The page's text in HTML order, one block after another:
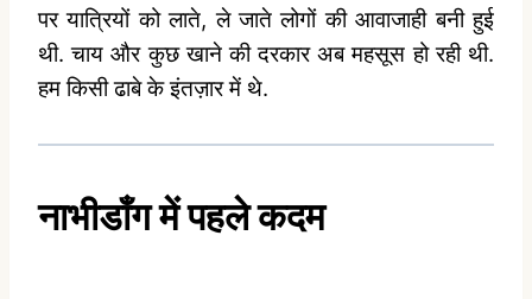
पर यात्रियों को लाते, ले जाते लोगों की आवाजाही बनी हुई
थी. चाय और कुछ खाने की दरकार अब महसूस हो रही थी.
हम किसी ढाबे के इंतज़ार में थे.
नाभीडाँग में पहले कदम